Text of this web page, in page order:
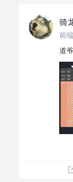
骑
前
道